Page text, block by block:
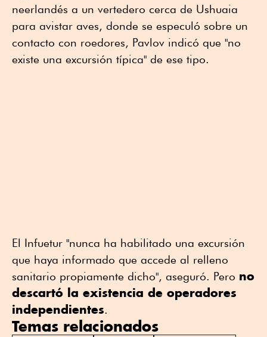
neerlandés a un vertedero cerca de Ushuaia
para avistar aves, donde se especuló sobre un
contacto con roedores, Pavlov indicó que "no
existe una excursión típica" de ese tipo.
El Infuetur "nunca ha habilitado una excursión
que haya informado que accede al relleno
sanitario propiamente dicho", aseguró. Pero no
descartó la existencia de operadores
independientes.
Temas relacionados